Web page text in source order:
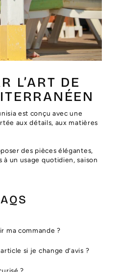
L’ART DE
est conçu avec une
aux détails, aux matières
des pièces élégantes,
un usage quotidien, saison
ma commande ?
si je change d’avis ?